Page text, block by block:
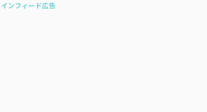
インフィード広告